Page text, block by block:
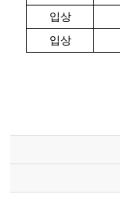
입상
입상